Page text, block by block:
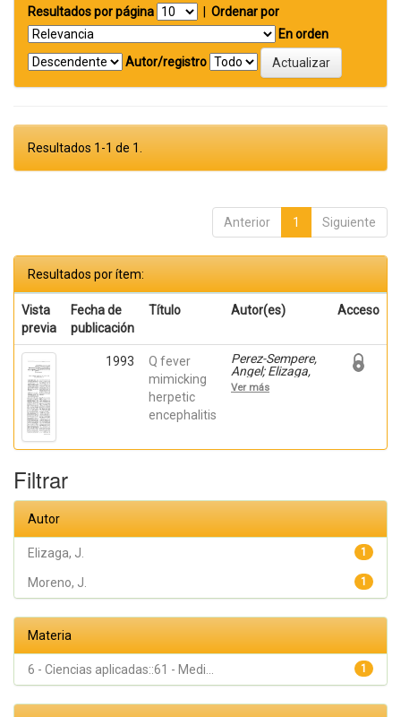
Resultados por página
Ordenar por
En orden
Autor/registro
Resultados 1-1 de 1.
Anterior 1 Siguiente
Resultados por ítem:
Vista
previa
Fecha de
publicación
Título Autor(es) Acceso
1993
Q fever
mimicking
herpetic
encephalitis
Perez-Sempere,
Angel; Elizaga,
J.; Duarte, J.;
Moreno, J.;
Ver más
Filtrar
Autor
1
Elizaga, J.
1
Moreno, J.
Materia
1
6 - Ciencias aplicadas::61 - Medi...